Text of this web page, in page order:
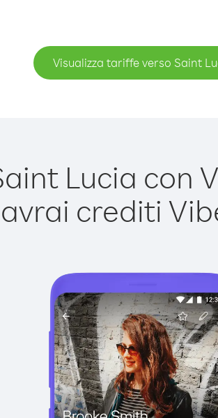
Visualizza tariffe verso Saint
Lucia con
crediti